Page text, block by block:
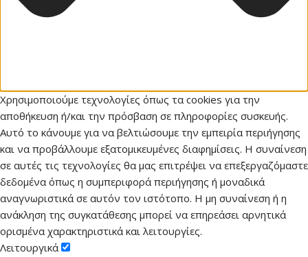
Χρησιμοποιούμε τεχνολογίες όπως τα cookies για την
αποθήκευση ή/και την πρόσβαση σε πληροφορίες συσκευής.
Αυτό το κάνουμε για να βελτιώσουμε την εμπειρία περιήγησης
και να προβάλλουμε εξατομικευμένες διαφημίσεις. Η συναίνεση
σε αυτές τις τεχνολογίες θα μας επιτρέψει να επεξεργαζόμαστε
δεδομένα όπως η συμπεριφορά περιήγησης ή μοναδικά
αναγνωριστικά σε αυτόν τον ιστότοπο. Η μη συναίνεση ή η
ανάκληση της συγκατάθεσης μπορεί να επηρεάσει αρνητικά
ορισμένα χαρακτηριστικά και λειτουργίες.
Λειτουργικά